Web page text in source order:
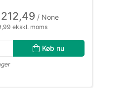
/ None
ekskl. moms
Køb nu